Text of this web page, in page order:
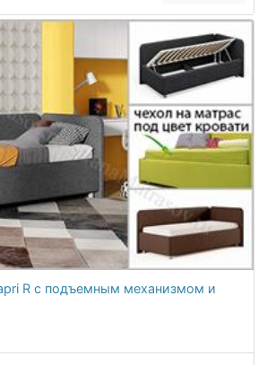
R с подъемным механизмом и